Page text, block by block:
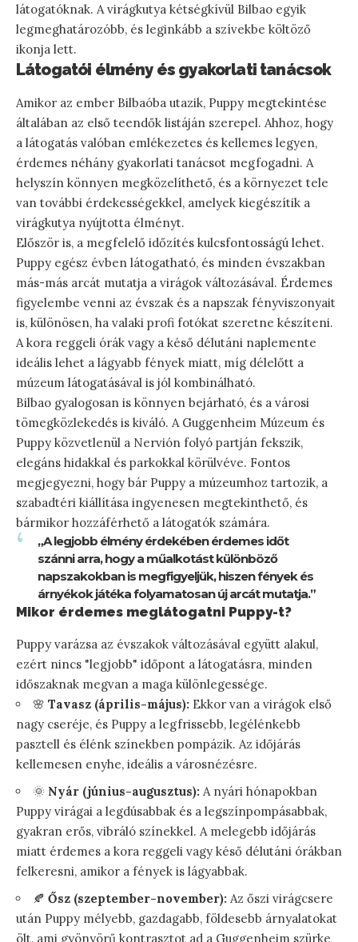
látogatóknak. A virágkutya kétségkívül Bilbao egyik
legmeghatározóbb, és leginkább a szívekbe költöző
ikonja lett.
Látogatói élmény és gyakorlati tanácsok
Amikor az ember Bilbaóba utazik, Puppy megtekintése
általában az első teendők listáján szerepel. Ahhoz, hogy
a látogatás valóban emlékezetes és kellemes legyen,
érdemes néhány gyakorlati tanácsot megfogadni. A
helyszín könnyen megközelíthető, és a környezet tele
van további érdekességekkel, amelyek kiegészítik a
virágkutya nyújtotta élményt.
Először is, a megfelelő időzítés kulcsfontosságú lehet.
Puppy egész évben látogatható, és minden évszakban
más-más arcát mutatja a virágok változásával. Érdemes
figyelembe venni az évszak és a napszak fényviszonyait
is, különösen, ha valaki profi fotókat szeretne készíteni.
A kora reggeli órák vagy a késő délutáni naplemente
ideális lehet a lágyabb fények miatt, míg délelőtt a
múzeum látogatásával is jól kombinálható.
Bilbao gyalogosan is könnyen bejárható, és a városi
tömegközlekedés is kiváló. A Guggenheim Múzeum és
Puppy közvetlenül a Nervión folyó partján fekszik,
elegáns hidakkal és parkokkal körülvéve. Fontos
megjegyezni, hogy bár Puppy a múzeumhoz tartozik, a
szabadtéri kiállítása ingyenesen megtekinthető, és
bármikor hozzáférhető a látogatók számára.
„A legjobb élmény érdekében érdemes időt
szánni arra, hogy a műalkotást különböző
napszakokban is megfigyeljük, hiszen fények és
árnyékok játéka folyamatosan új arcát mutatja.”
Mikor érdemes meglátogatni Puppy-t?
Puppy varázsa az évszakok változásával együtt alakul,
ezért nincs "legjobb" időpont a látogatásra, minden
időszaknak megvan a maga különlegessége.
🌸 Tavasz (április-május): Ekkor van a virágok első
nagy cseréje, és Puppy a legfrissebb, legélénkebb
pasztell és élénk színekben pompázik. Az időjárás
kellemesen enyhe, ideális a városnézésre.
🌞 Nyár (június-augusztus): A nyári hónapokban
Puppy virágai a legdúsabbak és a legszínpompásabbak,
gyakran erős, vibráló színekkel. A melegebb időjárás
miatt érdemes a kora reggeli vagy késő délutáni órákban
felkeresni, amikor a fények is lágyabbak.
🍂 Ősz (szeptember-november): Az őszi virágcsere
után Puppy mélyebb, gazdagabb, földesebb árnyalatokat
ölt, ami gyönyörű kontrasztot ad a Guggenheim szürke